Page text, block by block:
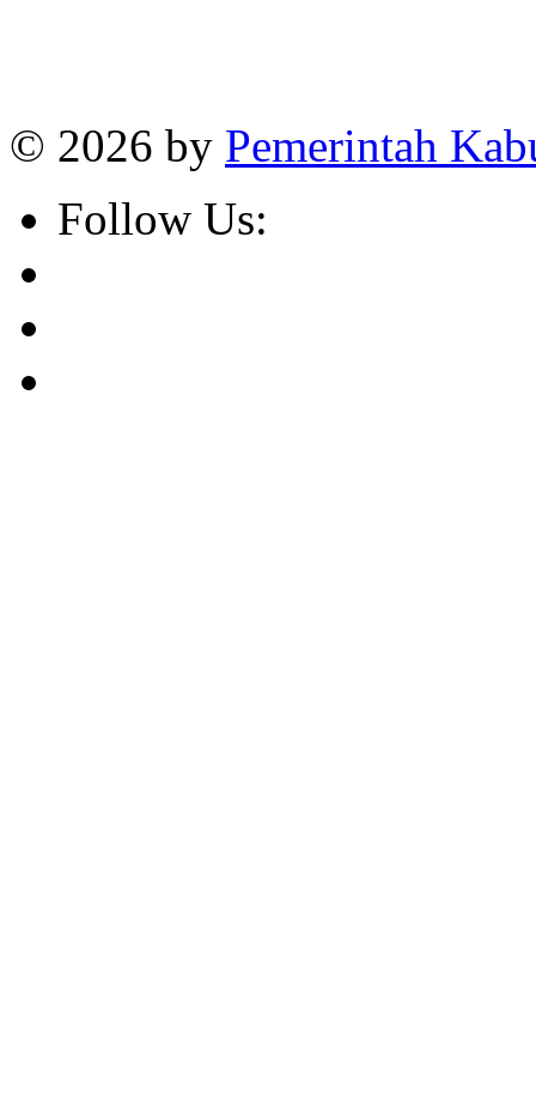
© 2026 by Pemerintah
Follow Us: